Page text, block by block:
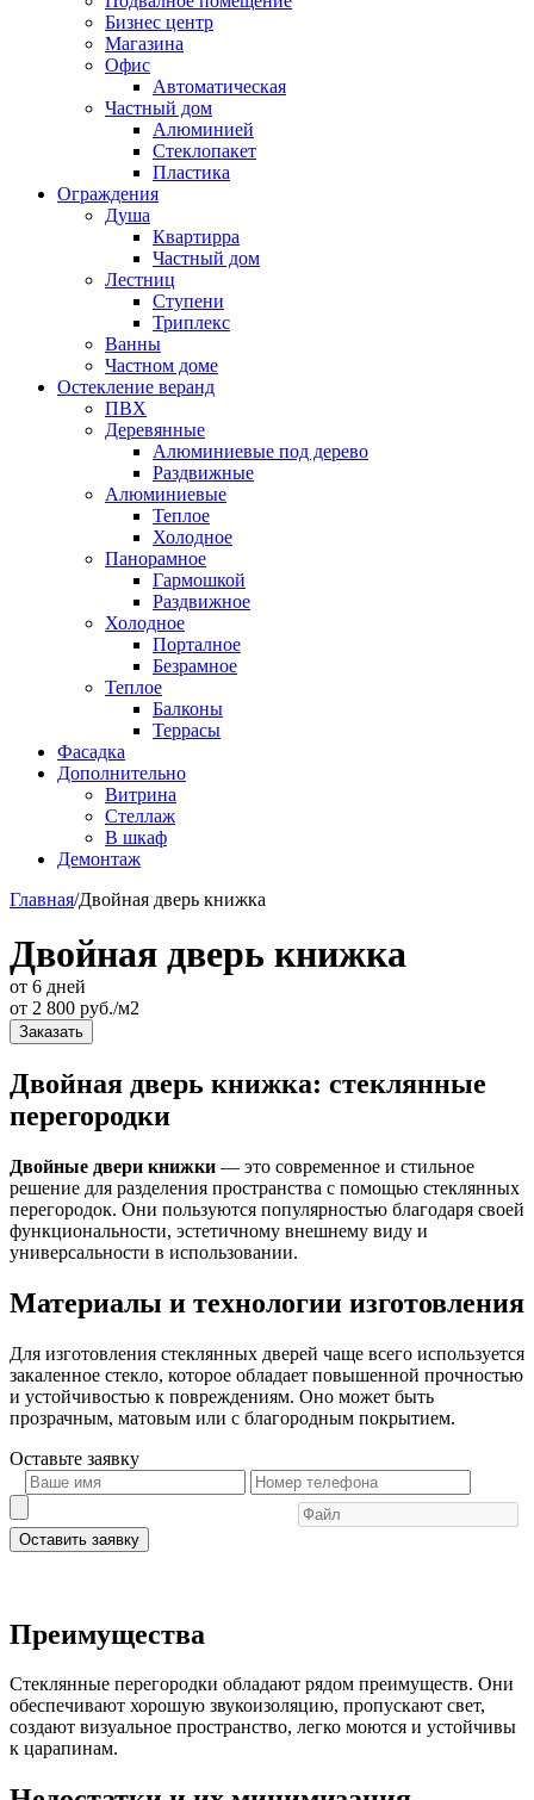
Бизнес центр
Магазина
Офис
Автоматическая
Частный дом
Алюминией
Стеклопакет
Пластика
Ограждения
Душа
Квартирра
Частный дом
Лестниц
Ступени
Триплекс
Ванны
Частном доме
Остекление веранд
ПВХ
Деревянные
Алюминиевые под дерево
Раздвижные
Алюминиевые
Теплое
Холодное
Панорамное
Гармошкой
Раздвижное
Холодное
Порталное
Безрамное
Теплое
Балконы
Террасы
Фасадка
Дополнительно
Витрина
Стеллаж
В шкаф
Демонтаж
Главная/Двойная дверь книжка
Двойная дверь книжка
от 6 дней
от 2 800 руб./м2
Заказать
Двойная дверь книжка: стеклянные
перегородки
Двойные двери книжки — это современное и стильное
решение для разделения пространства с помощью стеклянных
перегородок. Они пользуются популярностью благодаря своей
функциональности, эстетичному внешнему виду и
универсальности в использовании.
Материалы и технологии изготовления
Для изготовления стеклянных дверей чаще всего используется
закаленное стекло, которое обладает повышенной прочностью
и устойчивостью к повреждениям. Оно может быть
прозрачным, матовым или с благородным покрытием.
Оставьте заявку
Оставить заявку
Преимущества
Стеклянные перегородки обладают рядом преимуществ. Они
обеспечивают хорошую звукоизоляцию, пропускают свет,
создают визуальное пространство, легко моются и устойчивы
к царапинам.